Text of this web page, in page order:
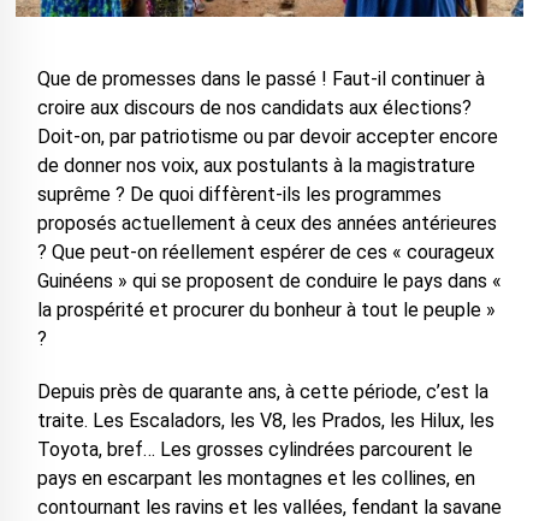
Que de promesses dans le passé ! Faut-il continuer à
croire aux discours de nos candidats aux élections?
Doit-on, par patriotisme ou par devoir accepter encore
de donner nos voix, aux postulants à la magistrature
suprême ? De quoi diffèrent-ils les programmes
proposés actuellement à ceux des années antérieures
? Que peut-on réellement espérer de ces « courageux
Guinéens » qui se proposent de conduire le pays dans «
la prospérité et procurer du bonheur à tout le peuple »
?
Depuis près de quarante ans, à cette période, c’est la
traite. Les Escaladors, les V8, les Prados, les Hilux, les
Toyota, bref… Les grosses cylindrées parcourent le
pays en escarpant les montagnes et les collines, en
contournant les ravins et les vallées, fendant la savane